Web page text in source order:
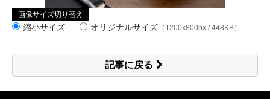
画像サイズ切り替え
縮小サイズ オリジナルサイズ （1200x800px / 448KB）
記事に戻る